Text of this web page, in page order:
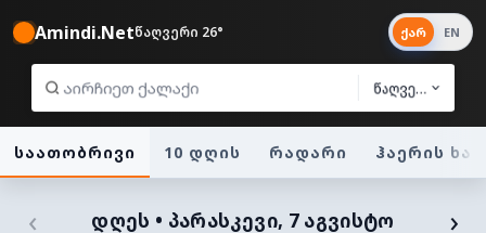
Amindi.Netწაღვერი 26°
წაღვერი
ქარ EN
საათობრივი 10 დღის რადარი ჰაერის
‹ ᲓᲦᲔᲡ • ᲞᲐᲠᲐᲡᲙᲔᲕᲘ, 7 ᲐᲒᲕᲘᲡᲢᲝ ›